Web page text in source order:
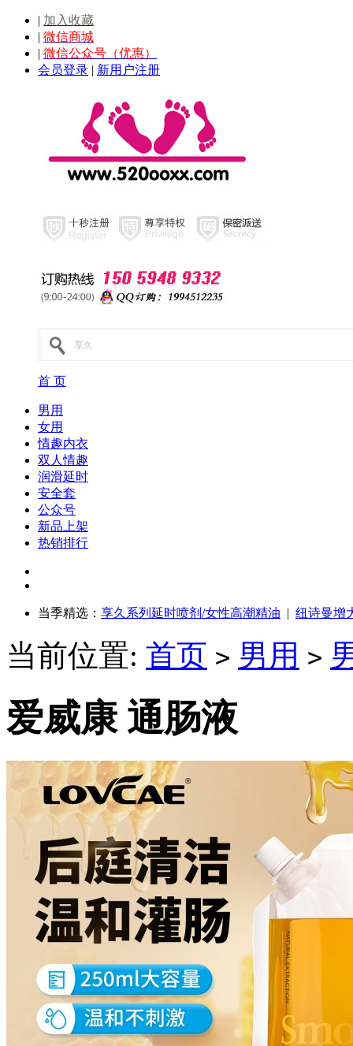
| 加入收藏
| 微信商城
| 微信公众号（优惠）
会员登录 | 新用户注册
首 页
男用
女用
情趣内衣
双人情趣
润滑延时
安全套
公众号
新品上架
热销排行
当季精选： 享久系列延时喷剂/女性高潮精油 | 纽诗曼增
当前位置: 首页 > 男用 >
爱威康 通肠液